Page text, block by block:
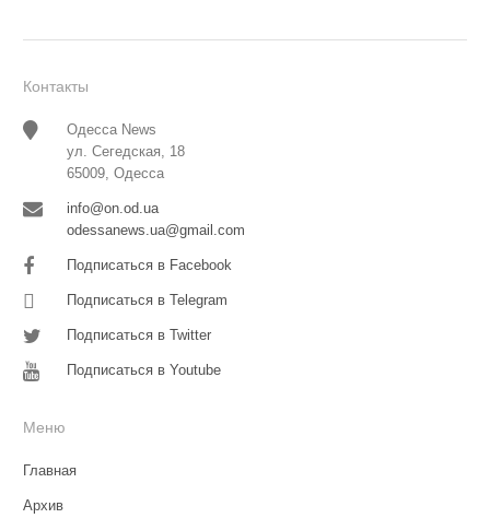
Контакты
Одесса News
ул. Сегедская, 18
65009, Одесса
info@on.od.ua
odessanews.ua@gmail.com
Подписаться в Facebook
Подписаться в Telegram
Подписаться в Twitter
Подписаться в Youtube
Меню
Главная
Архив